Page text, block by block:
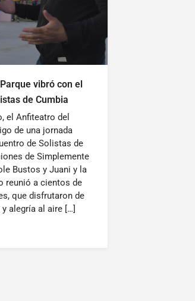
vibró con el
de Cumbia
el Anfiteatro del
de una jornada
de Solistas de
de Simplemente
Bustos y Juani y la
reunió a cientos de
que disfrutaron de
alegría al aire […]